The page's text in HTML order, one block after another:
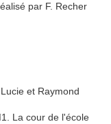
par F. Recher
et Raymond
La cour de l'école